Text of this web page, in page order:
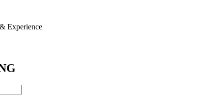
Experience